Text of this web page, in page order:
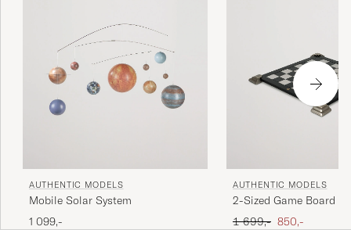
AUTHENTIC MODELS
Mobile Solar System
1 099,-
AUTHENTIC MODELS
2-Sized Game Board
Ordinary pris
1 699,- Nedsat pris
850,-